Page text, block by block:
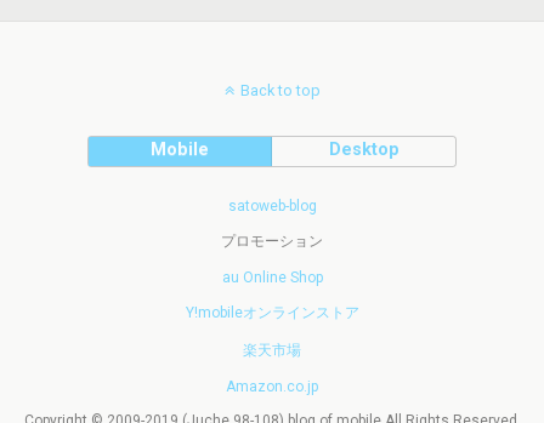
Back to top
Mobile Desktop
satoweb-blog
プロモーション
au Online Shop
Y!mobileオンラインストア
楽天市場
Amazon.co.jp